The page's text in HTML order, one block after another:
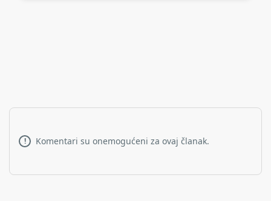
! Komentari su onemogućeni za ovaj članak.